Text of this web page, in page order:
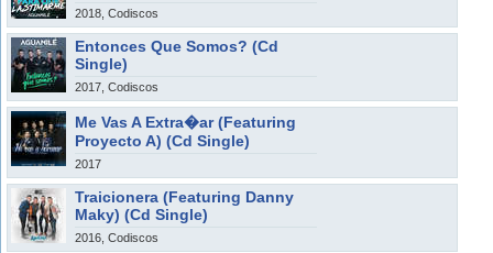
2018, Codiscos
Entonces Que Somos? (Cd
Single)
2017, Codiscos
Me Vas A Extra�ar (Featuring
Proyecto A) (Cd Single)
2017
Traicionera (Featuring Danny
Maky) (Cd Single)
2016, Codiscos